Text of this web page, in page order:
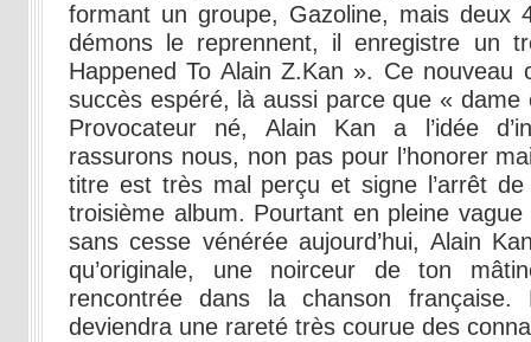
formant un groupe, Gazoline, mais deux
démons le reprennent, il enregistre un
Happened To Alain Z.Kan ». Ce nouveau
succès espéré, là aussi parce que «
Provocateur né, Alain Kan a l’idée
rassurons nous, non pas pour l’honorer
titre est très mal perçu et signe l’arrêt
troisième album. Pourtant en pleine vague
sans cesse vénérée aujourd’hui, Alain
qu’originale, une noirceur de ton
rencontrée dans la chanson
deviendra une rareté très courue des